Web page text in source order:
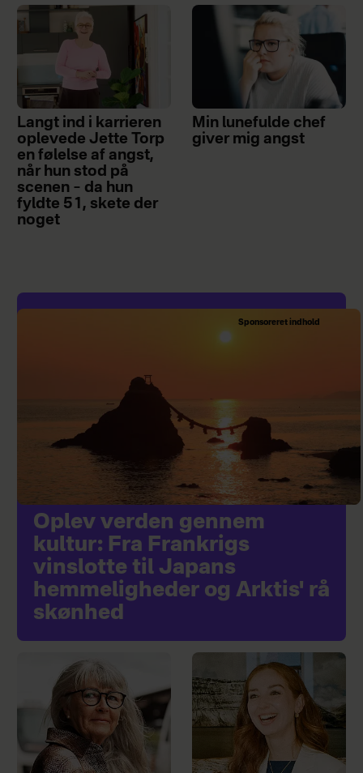
Langt ind i karrieren
oplevede Jette Torp
en følelse af angst,
når hun stod på
scenen – da hun
fyldte 51, skete der
noget
Min lunefulde chef
giver mig angst
Sponsoreret indhold
Oplev verden gennem
kultur: Fra Frankrigs
vinslotte til Japans
hemmeligheder og Arktis' rå
skønhed